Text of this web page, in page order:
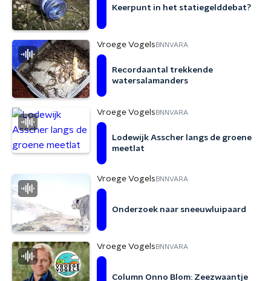
Keerpunt in het statiegelddebat?
Vroege Vogels BNNVARA
Recordaantal trekkende
watersalamanders
Vroege Vogels BNNVARA
Lodewijk Asscher langs de groene
meetlat
Vroege Vogels BNNVARA
Onderzoek naar sneeuwluipaard
Vroege Vogels BNNVARA
Column Onno Blom: Zeezwaantje